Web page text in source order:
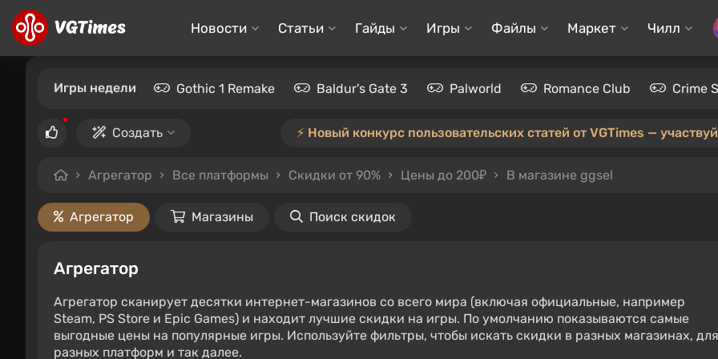
Новости Статьи Гайды Игры Файлы Маркет Чилл
Игры недели Gothic 1 Remake Baldur's Gate 3 Palworld Romance Club Crime
Создать ⚡️ Новый конкурс пользовательских статей от VGTimes —
Агрегатор Все платформы Скидки от 90% Цены до 200₽ В магазине ggsel
Агрегатор Магазины Поиск скидок
Агрегатор
Агрегатор сканирует десятки интернет-магазинов со всего мира (включая официальные, например
Steam, PS Store и Epic Games) и находит лучшие скидки на игры. По умолчанию показываются самые
выгодные цены на популярные игры. Используйте фильтры, чтобы искать скидки в разных магазинах, для
разных платформ и так далее.